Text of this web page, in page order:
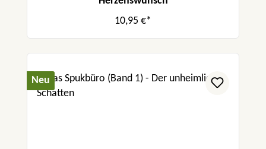
10,95 €*
Neu